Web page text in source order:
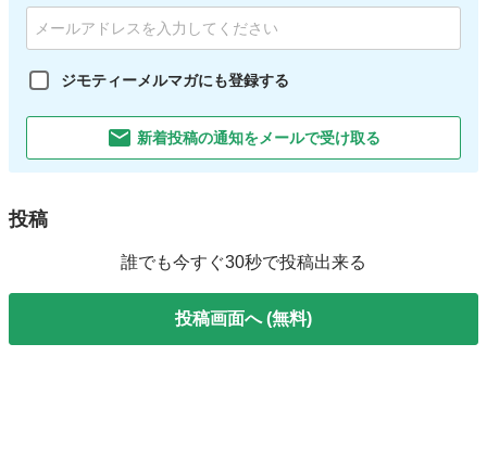
ジモティーメルマガにも登録する
新着投稿の通知をメールで受け取る
投稿
誰でも今すぐ30秒で投稿出来る
投稿画面へ (無料)